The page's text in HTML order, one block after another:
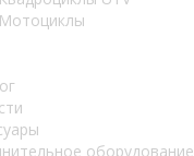
Мотоциклы
оборудование